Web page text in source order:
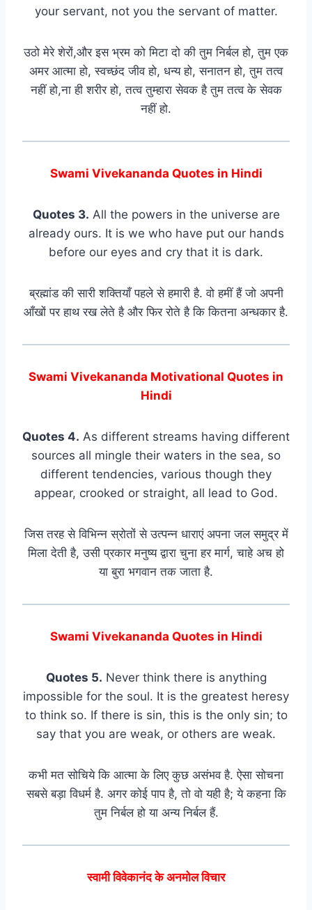
your servant, not you the servant of matter.
उठो मेरे शेरों,और इस भ्रम को मिटा दो की तुम निर्बल हो, तुम एक
अमर आत्मा हो, स्वच्छंद जीव हो, धन्य हो, सनातन हो, तुम तत्व
नहीं हो,ना ही शरीर हो, तत्व तुम्हारा सेवक है तुम तत्व के सेवक
नहीं हो.
Swami Vivekananda Quotes in Hindi
Quotes 3. All the powers in the universe are
already ours. It is we who have put our hands
before our eyes and cry that it is dark.
ब्रह्मांड की सारी शक्तियाँ पहले से हमारी है. वो हमीं हैं जो अपनी
आँखों पर हाथ रख लेते है और फिर रोते है कि कितना अन्धकार है.
Swami Vivekananda Motivational Quotes in
Hindi
Quotes 4. As different streams having different
sources all mingle their waters in the sea, so
different tendencies, various though they
appear, crooked or straight, all lead to God.
जिस तरह से विभिन्न स्रोतों से उत्पन्न धाराएं अपना जल समुद्र में
मिला देती है, उसी प्रकार मनुष्य द्वारा चुना हर मार्ग, चाहे अच हो
या बुरा भगवान तक जाता है.
Swami Vivekananda Quotes in Hindi
Quotes 5. Never think there is anything
impossible for the soul. It is the greatest heresy
to think so. If there is sin, this is the only sin; to
say that you are weak, or others are weak.
कभी मत सोचिये कि आत्मा के लिए कुछ असंभव है. ऐसा सोचना
सबसे बड़ा विधर्म है. अगर कोई पाप है, तो वो यही है; ये कहना कि
तुम निर्बल हो या अन्य निर्बल हैं.
स्वामी विवेकानंद के अनमोल विचार